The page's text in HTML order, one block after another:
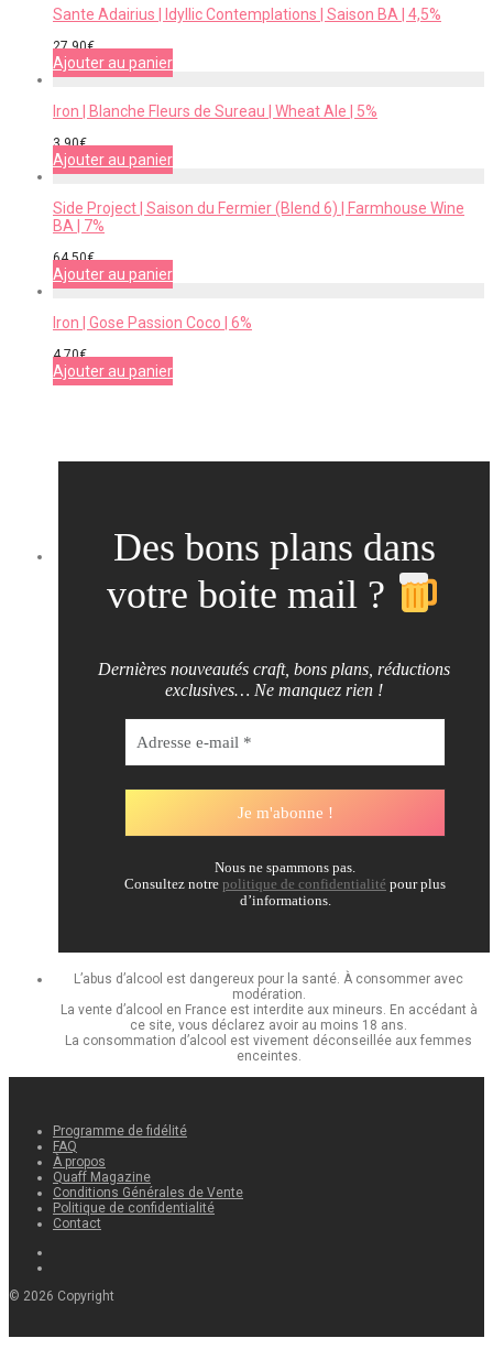
Sante Adairius | Idyllic Contemplations | Saison BA | 4,5%
27,90€
Ajouter au panier
Iron | Blanche Fleurs de Sureau | Wheat Ale | 5%
3,90€
Ajouter au panier
Side Project | Saison du Fermier (Blend 6) | Farmhouse Wine
BA | 7%
64,50€
Ajouter au panier
Iron | Gose Passion Coco | 6%
4,70€
Ajouter au panier
Des bons plans dans
votre boite mail ?
Dernières nouveautés craft, bons plans, réductions
exclusives… Ne manquez rien !
Nous ne spammons pas.
Consultez notre politique de confidentialité pour plus
d’informations.
L’abus d’alcool est dangereux pour la santé. À consommer avec
modération.
La vente d’alcool en France est interdite aux mineurs. En accédant à
ce site, vous déclarez avoir au moins 18 ans.
La consommation d’alcool est vivement déconseillée aux femmes
enceintes.
Programme de fidélité
FAQ
À propos
Quaff Magazine
Conditions Générales de Vente
Politique de confidentialité
Contact
© 2026 Copyright